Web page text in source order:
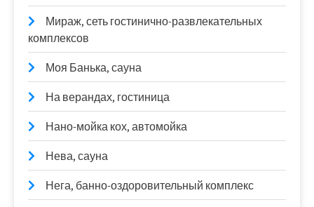
Мираж, сеть гостинично-развлекательных
комплексов
Моя Банька, сауна
На верандах, гостиница
Нано-мойка кох, автомойка
Нева, сауна
Нега, банно-оздоровительный комплекс